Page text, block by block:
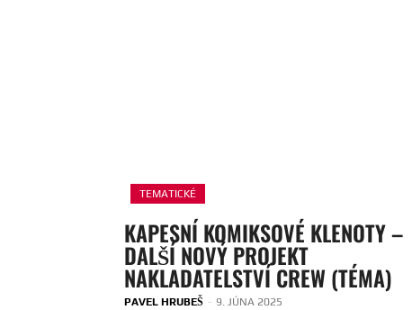
TEMATICKÉ
KAPESNÍ KOMIKSOVÉ KLENOTY –
DALŠÍ NOVÝ PROJEKT
NAKLADATELSTVÍ CREW (TÉMA)
PAVEL HRUBEŠ - 9. JÚNA 2025